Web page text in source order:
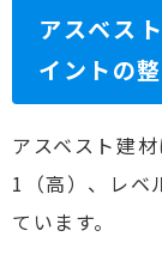
アスベス
イントの
アスベスト建
1（高）、レベ
ています。